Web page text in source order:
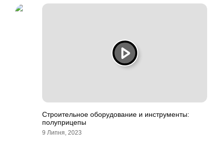
Строительное оборудование и инструменты:
полуприцепы
9 Липня, 2023